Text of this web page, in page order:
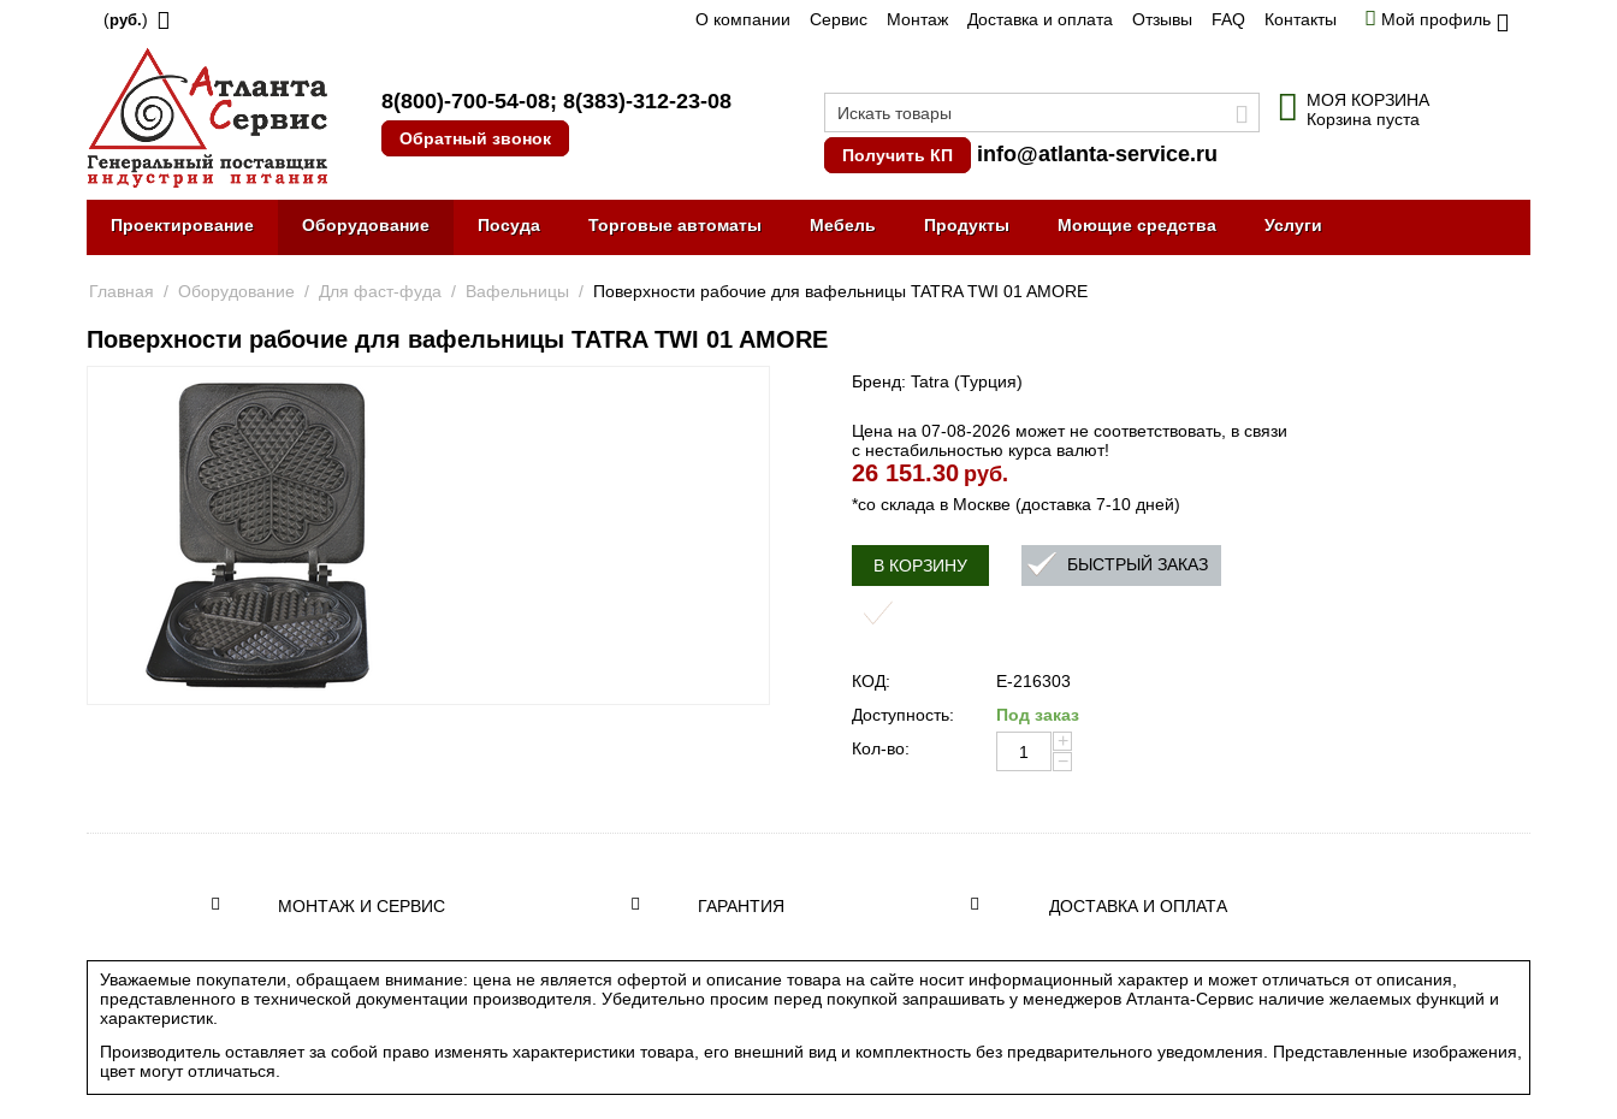
(руб.) О компании Сервис Монтаж Доставка и оплата Отзывы FAQ Контакты Мой профиль
8(800)-700-54-08; 8(383)-312-23-08
Обратный звонок
Получить КП
info@atlanta-service.ru
МОЯ КОРЗИНА
Корзина пуста
Проектирование Оборудование Посуда Торговые автоматы Мебель Продукты Моющие средства Услуги
Главная / Оборудование / Для фаст-фуда / Вафельницы / Поверхности рабочие для вафельницы TATRA TWI 01 AMORE
Поверхности рабочие для вафельницы TATRA TWI 01 AMORE
Бренд: Tatra (Турция)
Цена на 07-08-2026 может не соответствовать, в связи
с нестабильностью курса валют!
26 151.30 руб.
*со склада в Москве (доставка 7-10 дней)
В КОРЗИНУ БЫСТРЫЙ ЗАКАЗ
КОД:
E-216303
Доступность:
Под заказ
Кол-во:
+
−
МОНТАЖ И СЕРВИС ГАРАНТИЯ ДОСТАВКА И ОПЛАТА
Уважаемые покупатели, обращаем внимание: цена не является офертой и описание товара на сайте носит информационный характер и может отличаться от описания,
представленного в технической документации производителя. Убедительно просим перед покупкой запрашивать у менеджеров Атланта-Сервис наличие желаемых функций и
характеристик.
Производитель оставляет за собой право изменять характеристики товара, его внешний вид и комплектность без предварительного уведомления. Представленные изображения,
цвет могут отличаться.